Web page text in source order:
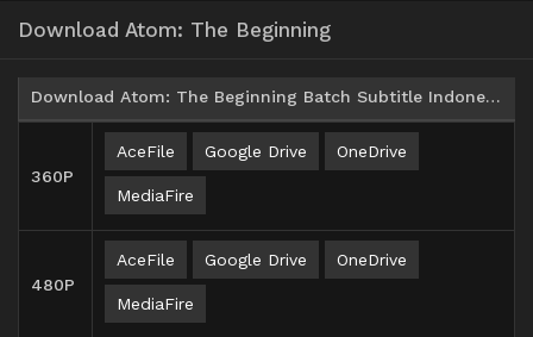
Download Atom: The Beginning
Download Atom: The Beginning Batch Subtitle Indonesia
360P
AceFile Google Drive OneDrive
MediaFire
480P
AceFile Google Drive OneDrive
MediaFire